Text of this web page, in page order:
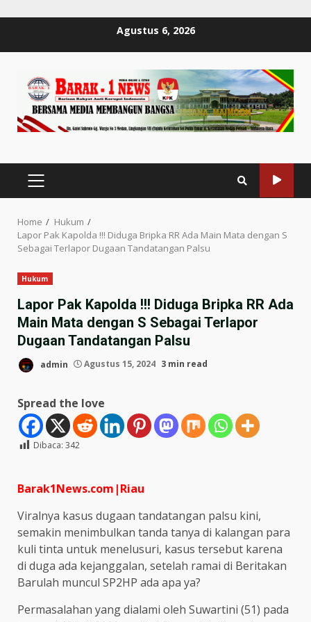
Agustus 6, 2026
PRIMARY
MENU
Home
Hukum
Lapor Pak Kapolda !!! Diduga Bripka RR Ada Main Mata dengan S
Sebagai Terlapor Dugaan Tandatangan Palsu
Hukum
Lapor Pak Kapolda !!! Diduga Bripka RR Ada
Main Mata dengan S Sebagai Terlapor
Dugaan Tandatangan Palsu
admin Agustus 15, 2024 3 min read
Spread the love
Dibaca: 342
Barak1News.com|Riau
Viralnya kasus dugaan tandatangan palsu kini,
semakin menimbulkan tanda tanya di kalangan para
kuli tinta untuk menelusuri, kasus tersebut karena
di duga ada kejanggalan, setelah ramai di Beritakan
Barulah muncul SP2HP ada apa ya?
Permasalahan yang dialami oleh Suwartini (51) pada